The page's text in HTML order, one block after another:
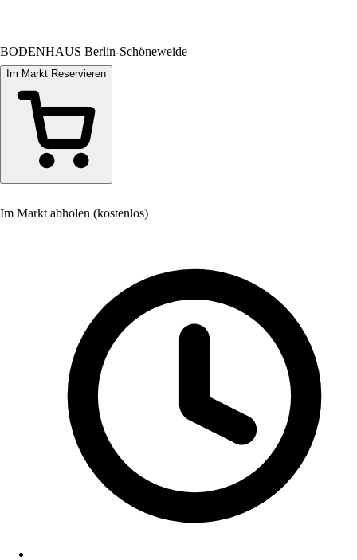
BODENHAUS Berlin-Schöneweide
Im Markt Reservieren
Im Markt abholen (kostenlos)